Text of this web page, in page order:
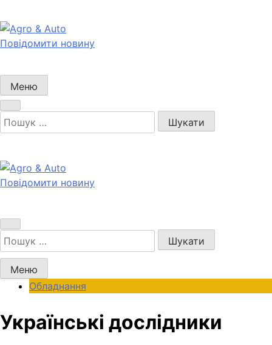
до
вмісту
Новини агротеху та логістики
Повідомити новину
Меню
Пошук:
Agro & Auto
Новини агротеху та логістики
Повідомити новину
Пошук:
Меню
Обладнання
Українські дослідники